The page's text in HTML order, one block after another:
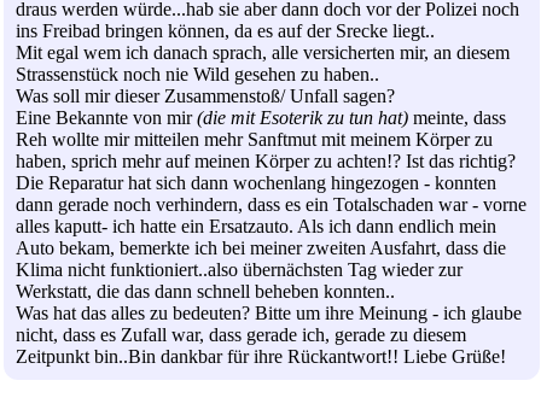
draus werden würde...hab sie aber dann doch vor der Polizei noch
ins Freibad bringen können, da es auf der Srecke liegt..
Mit egal wem ich danach sprach, alle versicherten mir, an diesem
Strassenstück noch nie Wild gesehen zu haben..
Was soll mir dieser Zusammenstoß/ Unfall sagen?
Eine Bekannte von mir(die mit Esoterik zu tun hat) meinte, dass
Reh wollte mir mitteilen mehr Sanftmut mit meinem Körper zu
haben, sprich mehr auf meinen Körper zu achten!? Ist das richtig?
Die Reparatur hat sich dann wochenlang hingezogen - konnten
dann gerade noch verhindern, dass es ein Totalschaden war - vorne
alles kaputt- ich hatte ein Ersatzauto. Als ich dann endlich mein
Auto bekam, bemerkte ich bei meiner zweiten Ausfahrt, dass die
Klima nicht funktioniert..also übernächsten Tag wieder zur
Werkstatt, die das dann schnell beheben konnten..
Was hat das alles zu bedeuten? Bitte um ihre Meinung - ich glaube
nicht, dass es Zufall war, dass gerade ich, gerade zu diesem
Zeitpunkt bin..Bin dankbar für ihre Rückantwort!! Liebe Grüße!